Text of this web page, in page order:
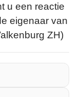
u een reactie
eigenaar van
ZH)